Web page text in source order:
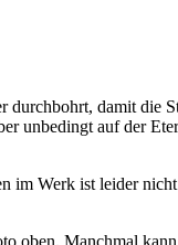
durchbohrt, damit die
unbedingt auf der
Werk ist leider
oben. Manchmal